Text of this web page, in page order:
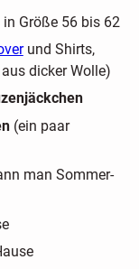
in Größe 56 bis 62
und Shirts,
dicker Wolle)
(ein paar
man Sommer-